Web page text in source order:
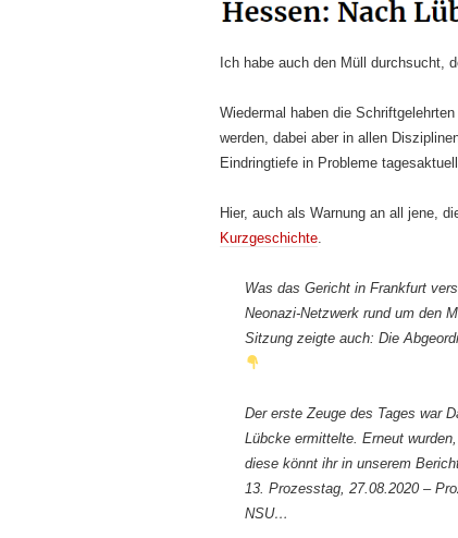
Ich habe auch den Müll durchsucht,
Wiedermal haben die
werden, dabei aber in allen
Eindringtiefe in Probleme
Hier, auch als Warnung an all jene,
Kurzgeschichte
Was das Gericht in Frankfurt
Neonazi-Netzwerk rund um den
Sitzung zeigte auch: Die
Der erste Zeuge des Tages war
Lübcke ermittelte. Erneut
diese könnt ihr in unserem
13. Prozesstag, 27.08.2020 –
NSU…